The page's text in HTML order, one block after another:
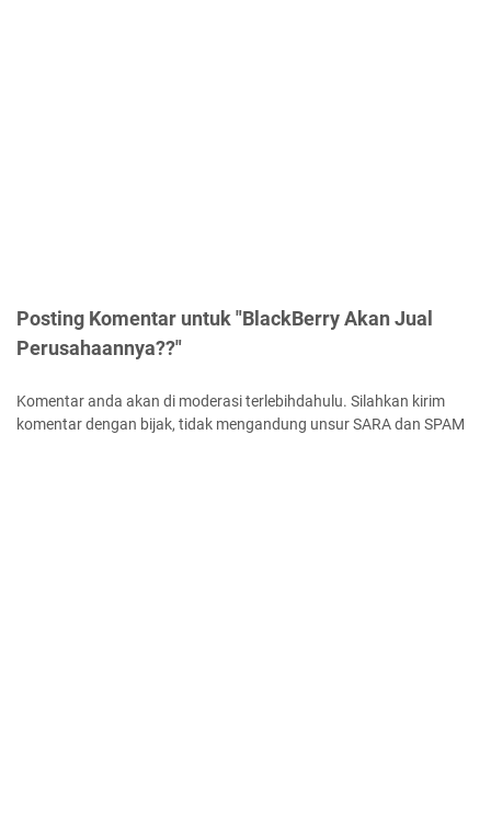
Posting Komentar untuk "BlackBerry Akan Jual
Perusahaannya??"
Komentar anda akan di moderasi terlebihdahulu. Silahkan kirim
komentar dengan bijak, tidak mengandung unsur SARA dan SPAM